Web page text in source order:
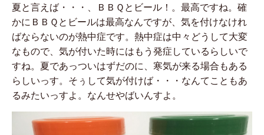
夏と言えば・・・、ＢＢＱとビール！。最高ですね。確
かにＢＢＱとビールは最高なんですが、気を付けなけれ
ばならないのが熱中症です。熱中症は中々どうして大変
なもので、気が付いた時にはもう発症しているらしいで
すね。夏であっついはずだのに、寒気が来る場合もある
らしいっす。そぅして気が付けば・・・なんてこともあ
るみたいっすよ。なんせやばいんすよ。